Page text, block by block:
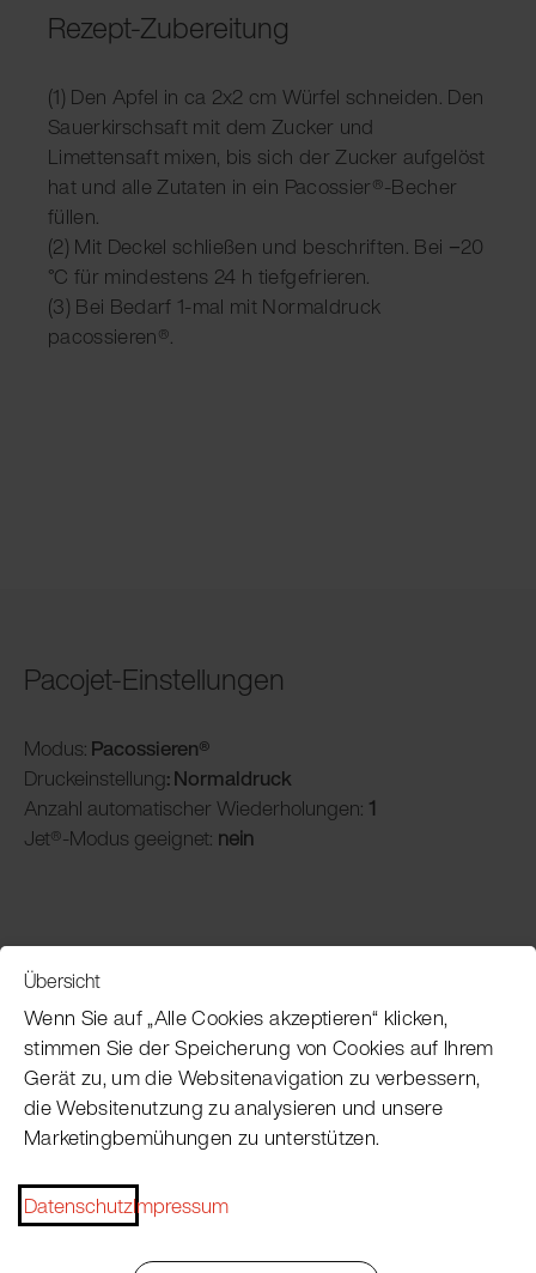
Rezept-Zubereitung
(1) Den Apfel in ca 2x2 cm Würfel schneiden. Den
Sauerkirschsaft mit dem Zucker und
Limettensaft mixen, bis sich der Zucker aufgelöst
hat und alle Zutaten in ein Pacossier®-Becher
füllen.
(2) Mit Deckel schließen und beschriften. Bei −20
°C für mindestens 24 h tiefgefrieren.
(3) Bei Bedarf 1-mal mit Normaldruck
pacossieren®.
Pacojet-Einstellungen
Modus: Pacossieren®
Druckeinstellung: Normaldruck
Anzahl automatischer Wiederholungen: 1
Jet®-Modus geeignet: nein
Pacojet Newsletter
Möchten Sie regelmäßig über Neuigkeiten,
Laufenden bleiben?
Übersicht
Wenn Sie auf „Alle Cookies akzeptieren“ klicken,
stimmen Sie der Speicherung von Cookies auf Ihrem
Gerät zu, um die Websitenavigation zu verbessern,
die Websitenutzung zu analysieren und unsere
Marketingbemühungen zu unterstützen.
DatenschutzImpressum